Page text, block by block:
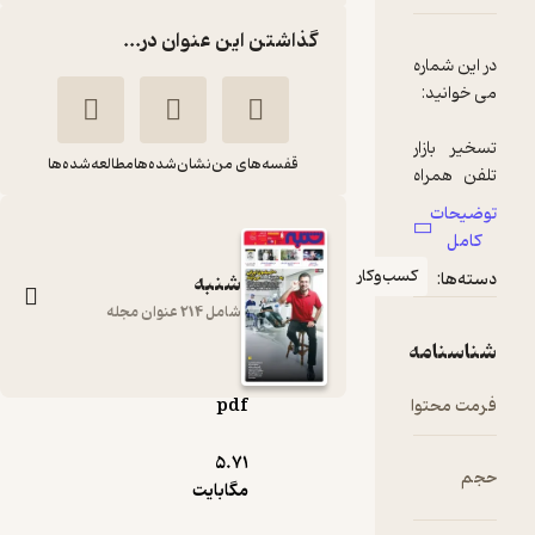
گذاشتن این عنوان در...
قفسه‌های من نشان‌شده‌هامطالعه‌شده‌ها
شنبه
گروه نویسندگان